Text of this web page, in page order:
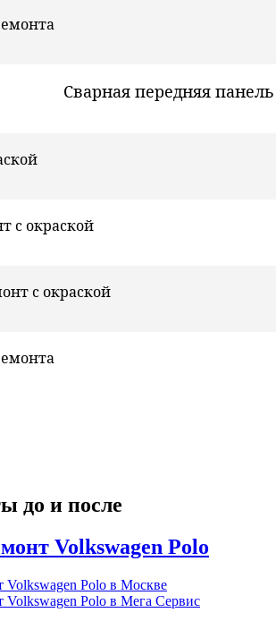
Сварная передняя панель
с окраской
с окраской
до и после
Volkswagen Polo